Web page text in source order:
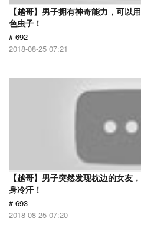
【越哥】男子拥有神奇能力，可以
色虫子！
# 692
2018-08-25 07:21
【越哥】男子突然发现枕边的女友
身冷汗！
# 693
2018-08-25 07:20